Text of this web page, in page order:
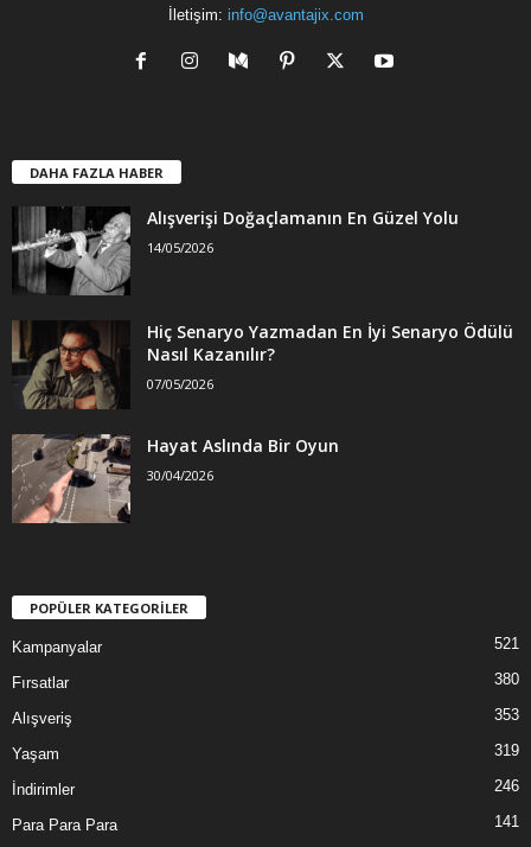
İletişim: info@avantajix.com
DAHA FAZLA HABER
Alışverişi Doğaçlamanın En Güzel Yolu
14/05/2026
Hiç Senaryo Yazmadan En İyi Senaryo Ödülü
Nasıl Kazanılır?
07/05/2026
Hayat Aslında Bir Oyun
30/04/2026
POPÜLER KATEGORİLER
Kampanyalar 521
Fırsatlar 380
Alışveriş 353
Yaşam 319
İndirimler 246
Para Para Para 141